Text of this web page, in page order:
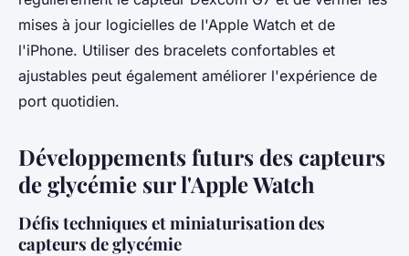
mises à jour logicielles de l'Apple Watch et de
l'iPhone. Utiliser des bracelets confortables et
ajustables peut également améliorer l'expérience de
port quotidien.
Développements futurs des capteurs
de glycémie sur l'Apple Watch
Défis techniques et miniaturisation des
capteurs de glycémie